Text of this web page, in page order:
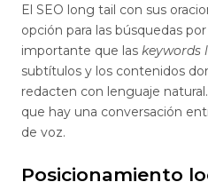
El SEO long tail con sus
opción para las búsquedas
importante que las keywords
subtítulos y los contenidos
redacten con lenguaje
que hay una conversación
de voz.
Posicionamiento